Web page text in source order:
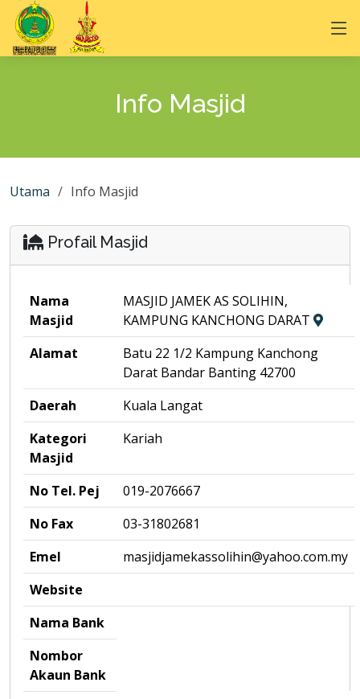
Info Masjid
Utama Info Masjid
Profail Masjid
Nama
Masjid
MASJID JAMEK AS SOLIHIN,
KAMPUNG KANCHONG DARAT
Alamat
Batu 22 1/2 Kampung Kanchong
Darat Bandar Banting 42700
Daerah
Kuala Langat
Kategori
Masjid
Kariah
No Tel. Pej
019-2076667
No Fax
03-31802681
Emel
masjidjamekassolihin@yahoo.com.my
Website
Nama Bank
Nombor
Akaun Bank